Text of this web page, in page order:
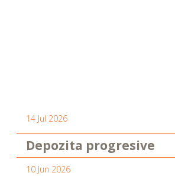
14 Jul 2026
Depozita progresive
10 Jun 2026